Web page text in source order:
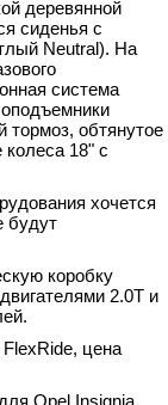
деревянной
сиденья с
Neutral). На
система
тормоз, обтянутое
колеса 18" с
хочется
будут
коробку
2.0T и
цена
Opel Insignia